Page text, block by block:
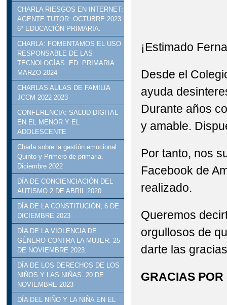
CHARLA RIESGOS EN INTERNET:
AGENTE TUTOR. OCTUBRE 2023.
6º EDUCACIÓN PRIMARIA.
CHARLA: FOMENTAMOS EL USO
RESPONSABLE DE LAS
TECNOLOGÍAS. ED. PRIMARIA.
MARZO 2024
CHARLAS AULAS DE FAMILIA
JCCM 2022 2023
CONFERENCIA: SALUD DIGITAL
EN EL MENOR Y EL
ADOLESCENTE
Charla sobre la gestión emocional.
Quinto y Primero de primaria.
Diciembre 2022
DÍA DE CONCIENCIACIÓN DEL
AUTISMO 2 DE ABRIL 2020
DÍA DE LA CONSTITUCIÓN, 6 DE
DICIEMBRE 2023
DÍA DE LA VIOLENCIA DE
GÉNERO CONTRA LA MUJER. 25
DE NOVIEMBRE 2023.
DÍA DE LOS DERECHOS DE LOS
NIÑOS Y LAS NIÑAS. 20 DE
NOVIEMBRE 2023
DÍA DEL NIÑO Y LA NIÑA EN EL
¡Estimado
Desde el
ayuda
Durante años
y amable.
Por tanto, nos
Facebook de
realizado.
Queremos
orgullosos de
darte las
GRACIAS